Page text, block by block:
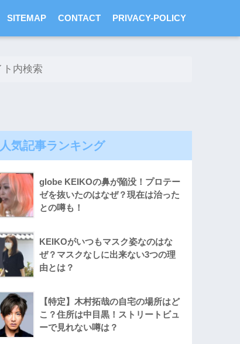
SITEMAP CONTACT PRIVACY-POLICY
人気記事ランキング
globe KEIKOの鼻が陥没！プロテー
ゼを抜いたのはなぜ？現在は治った
との噂も！
KEIKOがいつもマスク姿なのはな
ぜ？マスクなしに出来ない3つの理
由とは？
【特定】木村拓哉の自宅の場所はど
こ？住所は中目黒！ストリートビュ
ーで見れない噂は？